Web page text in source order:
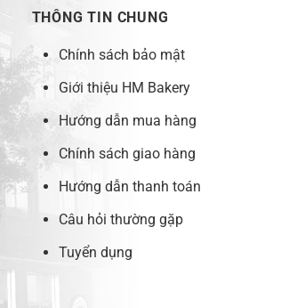
THÔNG TIN CHUNG
Chính sách bảo mật
Giới thiệu HM Bakery
Hướng dẫn mua hàng
Chính sách giao hàng
Hướng dẫn thanh toán
Câu hỏi thường gặp
Tuyển dụng